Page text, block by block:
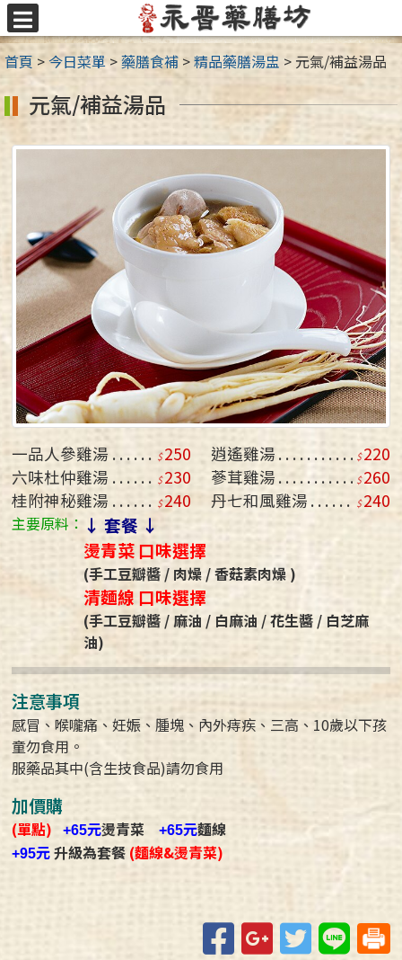
跳
至
主
要
內
容
首頁 >今日菜單>藥膳食補 >精品藥膳湯盅 > 元氣/補益湯品
元氣/補益湯品
一品人參雞湯 250 逍遙雞湯
220
六味杜仲雞湯
230 蔘茸雞湯
260
桂附神秘雞湯
240 丹七和風雞湯 240
主要原料： ↓ 套餐 ↓
燙青菜 口味選擇
(手工豆瓣醬 / 肉燥 / 香菇素肉燥 )
清麵線 口味選擇
(手工豆瓣醬 / 麻油 / 白麻油 / 花生醬 / 白芝麻
油)
注意事項
感冒、喉嚨痛、妊娠、腫塊、內外痔疾、三高、10歲以下孩
童勿食用。
服藥品其中(含生技食品)請勿食用
加價購
(單點) +65元燙青菜 +65元麵線
+95元升級為套餐 (麵線&燙青菜)
FacebookGoogle+TwitterLine
選
單